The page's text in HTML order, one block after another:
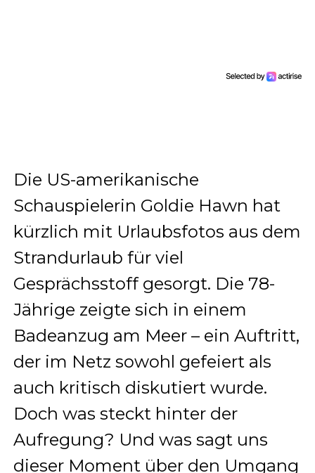
Die US-amerikanische
Schauspielerin Goldie Hawn hat
kürzlich mit Urlaubsfotos aus dem
Strandurlaub für viel
Gesprächsstoff gesorgt. Die 78-
Jährige zeigte sich in einem
Badeanzug am Meer – ein Auftritt,
der im Netz sowohl gefeiert als
auch kritisch diskutiert wurde.
Doch was steckt hinter der
Aufregung? Und was sagt uns
dieser Moment über den Umgang